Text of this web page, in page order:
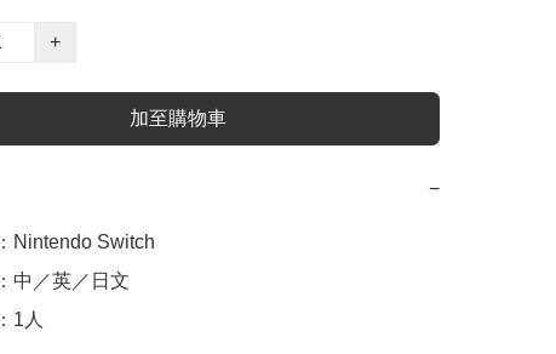
+
加至購物車
−
Nintendo Switch
中／英／日文
1人